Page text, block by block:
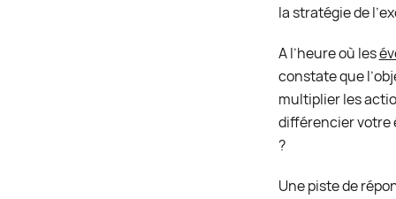
la stratégie de
A l’heure où les
constate que
multiplier les
différencier votre
?
Une piste de